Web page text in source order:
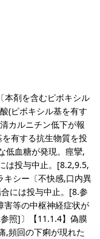
本剤を含むピボキシル
(ピボキシル基を有す
カルニチン低下が報
有する抗生物質を投
低血糖が発現。痙攣,
は投与中止。[8.2,9.5,
シー〔不快感,口内異
には投与中止。[8.参
害等の中枢神経症状が
照]〕【11.1.4】偽膜
,頻回の下痢が現れた